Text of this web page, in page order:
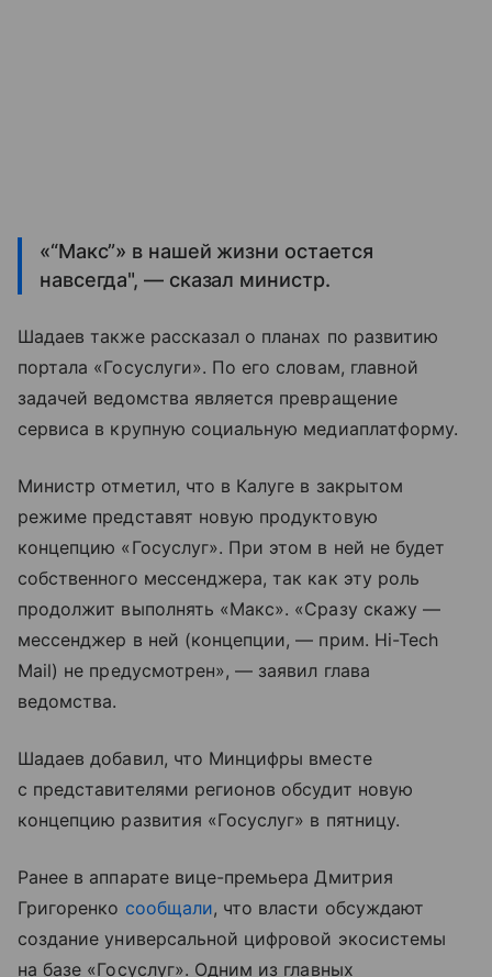
«“Макс”» в нашей жизни остается
навсегда", — сказал министр.
Шадаев также рассказал о планах по развитию
портала «Госуслуги». По его словам, главной
задачей ведомства является превращение
сервиса в крупную социальную медиаплатформу.
Министр отметил, что в Калуге в закрытом
режиме представят новую продуктовую
концепцию «Госуслуг». При этом в ней не будет
собственного мессенджера, так как эту роль
продолжит выполнять «Макс». «Сразу скажу —
мессенджер в ней (концепции, — прим. Hi-Tech
Mail) не предусмотрен», — заявил глава
ведомства.
Шадаев добавил, что Минцифры вместе
с представителями регионов обсудит новую
концепцию развития «Госуслуг» в пятницу.
Ранее в аппарате вице-премьера Дмитрия
Григоренко сообщали, что власти обсуждают
создание универсальной цифровой экосистемы
на базе «Госуслуг». Одним из главных